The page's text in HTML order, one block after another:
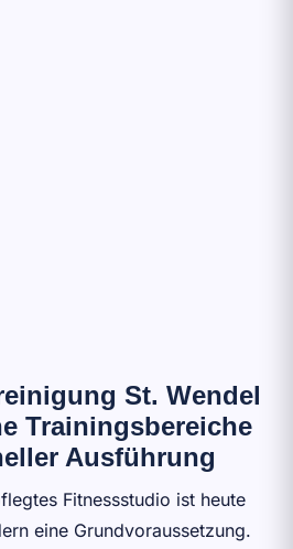
St. Wendel
Trainingsbereiche
Ausführung
Fitnessstudio ist heute
eine Grundvoraussetzung.